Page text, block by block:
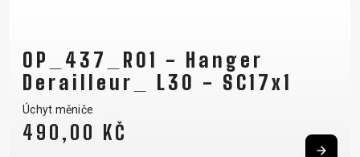
OP_437_R01 - Hanger
Derailleur_ L30 - SC17x1
Úchyt měniče
490,00 KČ